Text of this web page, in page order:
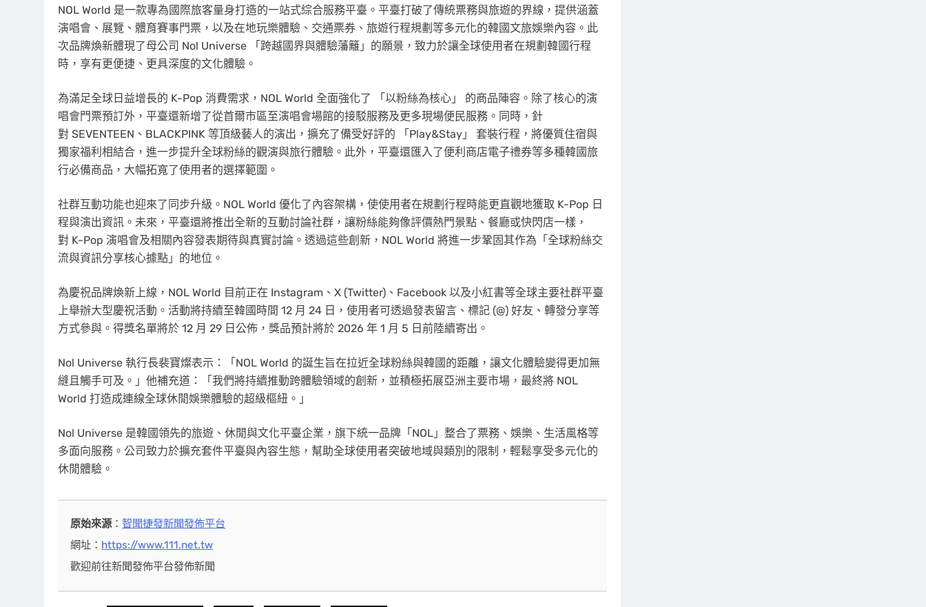
NOL World 是一款專為國際旅客量身打造的一站式綜合服務平臺。平臺打破了傳統票務與旅遊的界線，提供涵蓋
演唱會、展覽、體育賽事門票，以及在地玩樂體驗、交通票券、旅遊行程規劃等多元化的韓國文旅娛樂內容。此
次品牌煥新體現了母公司 Nol Universe 「跨越國界與體驗藩籬」的願景，致力於讓全球使用者在規劃韓國行程
時，享有更便捷、更具深度的文化體驗。
為滿足全球日益增長的 K-Pop 消費需求，NOL World 全面強化了 「以粉絲為核心」 的商品陣容。除了核心的演
唱會門票預訂外，平臺還新增了從首爾市區至演唱會場館的接駁服務及更多現場便民服務。同時，針
對 SEVENTEEN、BLACKPINK 等頂級藝人的演出，擴充了備受好評的 「Play&Stay」 套裝行程，將優質住宿與
獨家福利相結合，進一步提升全球粉絲的觀演與旅行體驗。此外，平臺還匯入了便利商店電子禮券等多種韓國旅
行必備商品，大幅拓寬了使用者的選擇範圍。
社群互動功能也迎來了同步升級。NOL World 優化了內容架構，使使用者在規劃行程時能更直觀地獲取 K-Pop 日
程與演出資訊。未來，平臺還將推出全新的互動討論社群，讓粉絲能夠像評價熱門景點、餐廳或快閃店一樣，
對 K-Pop 演唱會及相關內容發表期待與真實討論。透過這些創新，NOL World 將進一步鞏固其作為「全球粉絲交
流與資訊分享核心據點」的地位。
為慶祝品牌煥新上線，NOL World 目前正在 Instagram、X (Twitter)、Facebook 以及小紅書等全球主要社群平臺
上舉辦大型慶祝活動。活動將持續至韓國時間 12 月 24 日，使用者可透過發表留言、標記 (@) 好友、轉發分享等
方式參與。得獎名單將於 12 月 29 日公佈，獎品預計將於 2026 年 1 月 5 日前陸續寄出。
Nol Universe 執行長裴寶燦表示：「NOL World 的誕生旨在拉近全球粉絲與韓國的距離，讓文化體驗變得更加無
縫且觸手可及。」他補充道：「我們將持續推動跨體驗領域的創新，並積極拓展亞洲主要市場，最終將 NOL
World 打造成連線全球休閒娛樂體驗的超級樞紐。」
Nol Universe 是韓國領先的旅遊、休閒與文化平臺企業，旗下統一品牌「NOL」整合了票務、娛樂、生活風格等
多面向服務。公司致力於擴充套件平臺與內容生態，幫助全球使用者突破地域與類別的限制，輕鬆享受多元化的
休閒體驗。
原始來源 ：智聞捷發新聞發佈平台
網址： https://www.111.net.tw
歡迎前往新聞發佈平台發佈新聞